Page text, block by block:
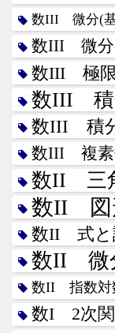
数III 微分(基
数III 微分
数III 極限
数III 積
数III 積
数III 複素
数II 三
数II 図
数II 式と
数II 微
数II 指数対
数I 2次